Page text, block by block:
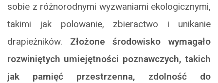
sobie z różnorodnymi wyzwaniami ekologicznymi,
takimi jak polowanie, zbieractwo i unikanie
drapieżników. Złożone środowisko wymagało
rozwiniętych umiejętności poznawczych, takich
jak pamięć przestrzenna, zdolność do